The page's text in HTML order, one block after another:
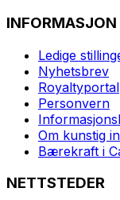
INFORMASJON
Ledige
Nyhetsbrev
Royaltyportal
Personvern
Om kunstig
Bærekraft i
NETTSTEDER